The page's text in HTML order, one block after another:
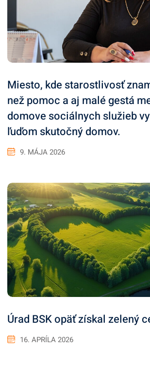
Miesto, kde starostlivosť
než pomoc a aj malé gestá
domove sociálnych služieb
ľuďom skutočný domov.
9. MÁJA 2026
Úrad BSK opäť získal zelený
16. APRÍLA 2026